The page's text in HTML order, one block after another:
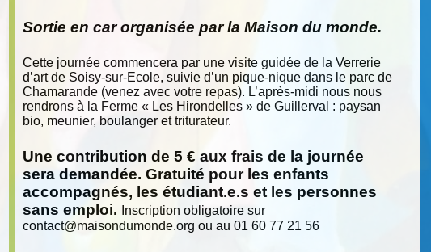
Sortie en car organisée par la Maison du monde.
Cette journée commencera par une visite guidée de la Verrerie
d’art de Soisy-sur-Ecole, suivie d’un pique-nique dans le parc de
Chamarande (venez avec votre repas). L’après-midi nous nous
rendrons à la Ferme « Les Hirondelles » de Guillerval : paysan
bio, meunier, boulanger et triturateur.
Une contribution de 5 € aux frais de la journée
sera demandée. Gratuité pour les enfants
accompagnés, les étudiant.e.s et les personnes
sans emploi.
Inscription obligatoire sur
contact@maisondumonde.org ou au 01 60 77 21 56